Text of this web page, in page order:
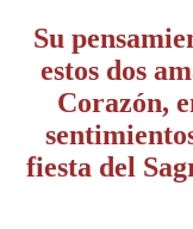
Su
estos dos
Corazón,
fiesta del